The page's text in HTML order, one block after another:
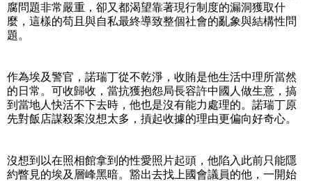
腐問題非常嚴重，卻又都渴望靠著現行制度的漏洞獲取什
麼，這樣的苟且與自私最終導致整個社會的亂象與結構性問
題。
作為埃及警官，諾瑞丁從不乾淨，收賄是他生活中理所當然
的日常。可收歸收，當抗獲抱怨局長容許中國人做生意，搞
到當地人快活不下去時，他也是沒有能力處理的。諾瑞丁原
先對飯店謀殺案沒想太多，摃起收據的理由更偏向好奇心。
沒想到以在照相館拿到的性愛照片起頭，他陷入此前只能隱
約瞥見的埃及層峰黑暗。豁出去找上國會議員的他，一開始